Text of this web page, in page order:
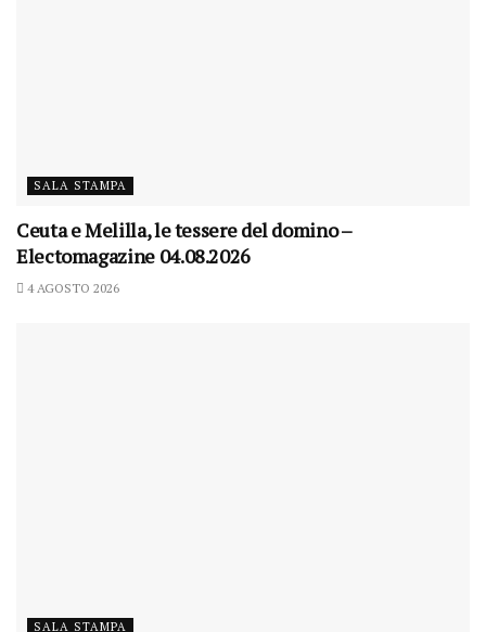
SALA STAMPA
Ceuta e Melilla, le tessere del domino –
Electomagazine 04.08.2026
4 AGOSTO 2026
SALA STAMPA